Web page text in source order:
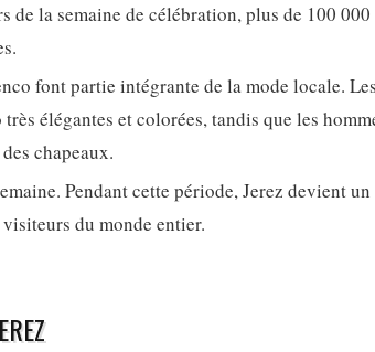
de la semaine de célébration, plus de 100 000
font partie intégrante de la mode locale. Les
élégantes et colorées, tandis que les
chapeaux.
Pendant cette période, Jerez devient un
du monde entier.